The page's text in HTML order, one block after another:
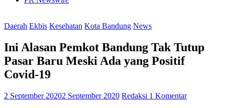
Daerah Ekbis Kesehatan Kota Bandung News
Ini Alasan Pemkot Bandung Tak Tutup
Pasar Baru Meski Ada yang Positif
Covid-19
2 September 20202 September 2020 Redaksi 1 Komentar